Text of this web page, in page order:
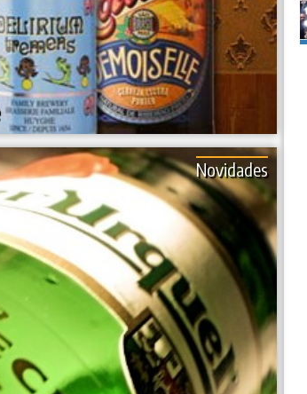
Novidades